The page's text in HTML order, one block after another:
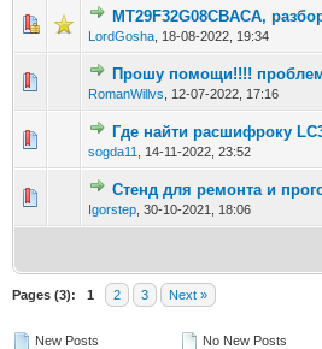
MT29F32G08CBACA,
LordGosha 18-08-2022, 19:34
Прошу помощи!!!!
RomanWillvs 12-07-2022, 17:16
Где найти расшифроку
sogda11 14-11-2022, 23:52
Стенд для ремонта и
Igorstep 30-10-2021, 18:06
Pages (3): 1 2 3 Next »
New Posts
No New Posts